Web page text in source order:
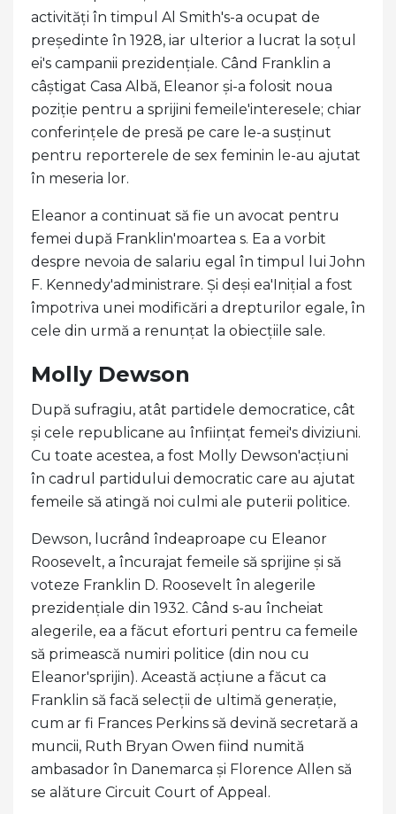
activități în timpul Al Smith's-a ocupat de
președinte în 1928, iar ulterior a lucrat la soțul
ei's campanii prezidențiale. Când Franklin a
câștigat Casa Albă, Eleanor și-a folosit noua
poziție pentru a sprijini femeile'interesele; chiar
conferințele de presă pe care le-a susținut
pentru reporterele de sex feminin le-au ajutat
în meseria lor.
Eleanor a continuat să fie un avocat pentru
femei după Franklin'moartea s. Ea a vorbit
despre nevoia de salariu egal în timpul lui John
F. Kennedy'administrare. Și deși ea'Inițial a fost
împotriva unei modificări a drepturilor egale, în
cele din urmă a renunțat la obiecțiile sale.
Molly Dewson
După sufragiu, atât partidele democratice, cât
și cele republicane au înființat femei's diviziuni.
Cu toate acestea, a fost Molly Dewson'acțiuni
în cadrul partidului democratic care au ajutat
femeile să atingă noi culmi ale puterii politice.
Dewson, lucrând îndeaproape cu Eleanor
Roosevelt, a încurajat femeile să sprijine și să
voteze Franklin D. Roosevelt în alegerile
prezidențiale din 1932. Când s-au încheiat
alegerile, ea a făcut eforturi pentru ca femeile
să primească numiri politice (din nou cu
Eleanor'sprijin). Această acțiune a făcut ca
Franklin să facă selecții de ultimă generație,
cum ar fi Frances Perkins să devină secretară a
muncii, Ruth Bryan Owen fiind numită
ambasador în Danemarca și Florence Allen să
se alăture Circuit Court of Appeal.